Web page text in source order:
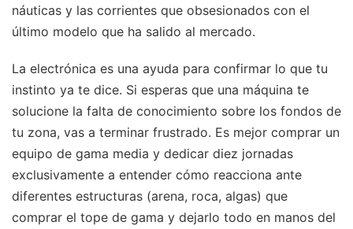
náuticas y las corrientes que obsesionados con el
último modelo que ha salido al mercado.
La electrónica es una ayuda para confirmar lo que tu
instinto ya te dice. Si esperas que una máquina te
solucione la falta de conocimiento sobre los fondos de
tu zona, vas a terminar frustrado. Es mejor comprar un
equipo de gama media y dedicar diez jornadas
exclusivamente a entender cómo reacciona ante
diferentes estructuras (arena, roca, algas) que
comprar el tope de gama y dejarlo todo en manos del